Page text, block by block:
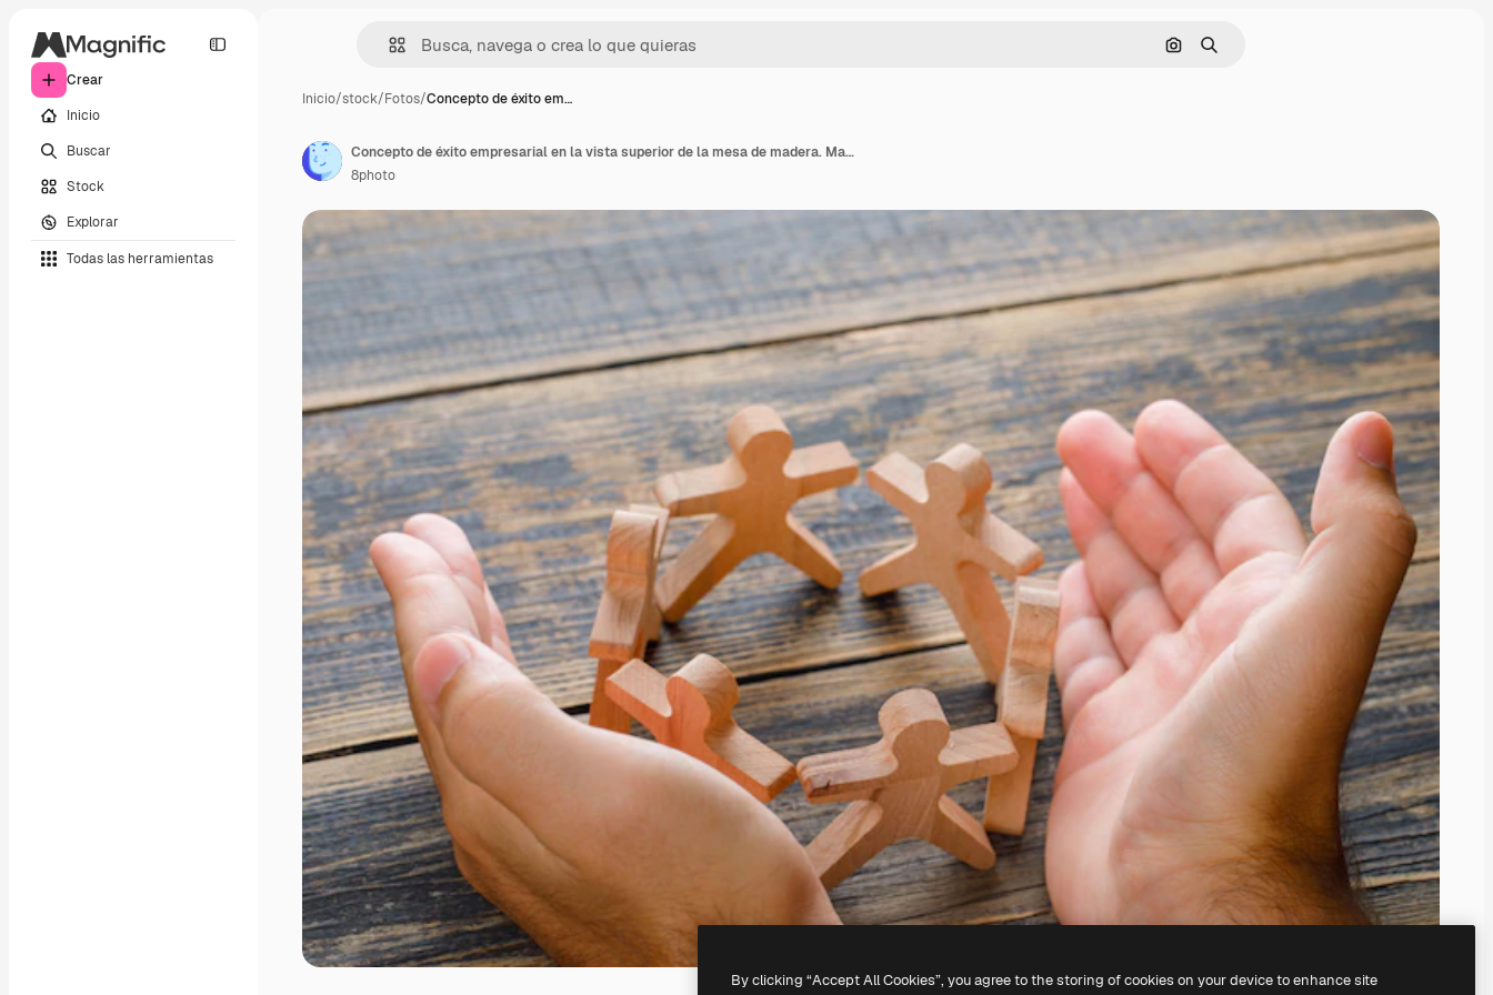
Crear
Inicio
Buscar
Stock
Explorar
Todas las herramientas
Buscar por imagen
Buscar
Inicio/stock/Fotos/Concepto de éxito em…
Concepto de éxito empresarial en la vista superior de la mesa de madera. Manos protegiendo figuras de madera de personas.
8photo
By clicking “Accept All Cookies”, you agree to the storing of cookies on your device to enhance site